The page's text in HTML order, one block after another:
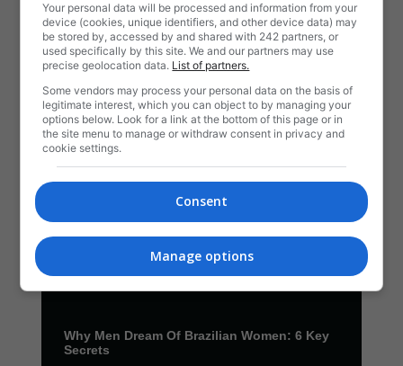
Your personal data will be processed and information from your
device (cookies, unique identifiers, and other device data) may
be stored by, accessed by and shared with 242 partners, or
used specifically by this site. We and our partners may use
precise geolocation data. List of partners.
Some vendors may process your personal data on the basis of
legitimate interest, which you can object to by managing your
options below. Look for a link at the bottom of this page or in
the site menu to manage or withdraw consent in privacy and
cookie settings.
Consent
Manage options